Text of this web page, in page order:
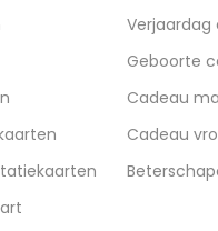
Verjaardag
Geboorte
Cadeau
Cadeau